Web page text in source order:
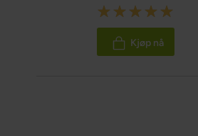
Rating:
100%
Kjøp nå